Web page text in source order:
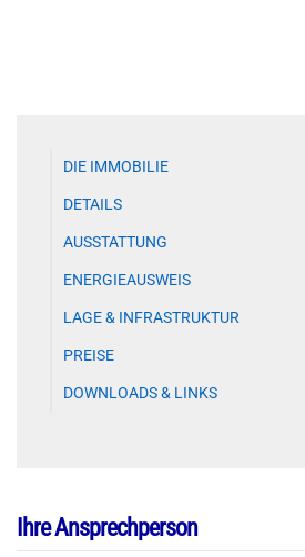
DIE IMMOBILIE
DETAILS
AUSSTATTUNG
ENERGIEAUSWEIS
LAGE & INFRASTRUKTUR
PREISE
DOWNLOADS & LINKS
Ihre Ansprechperson